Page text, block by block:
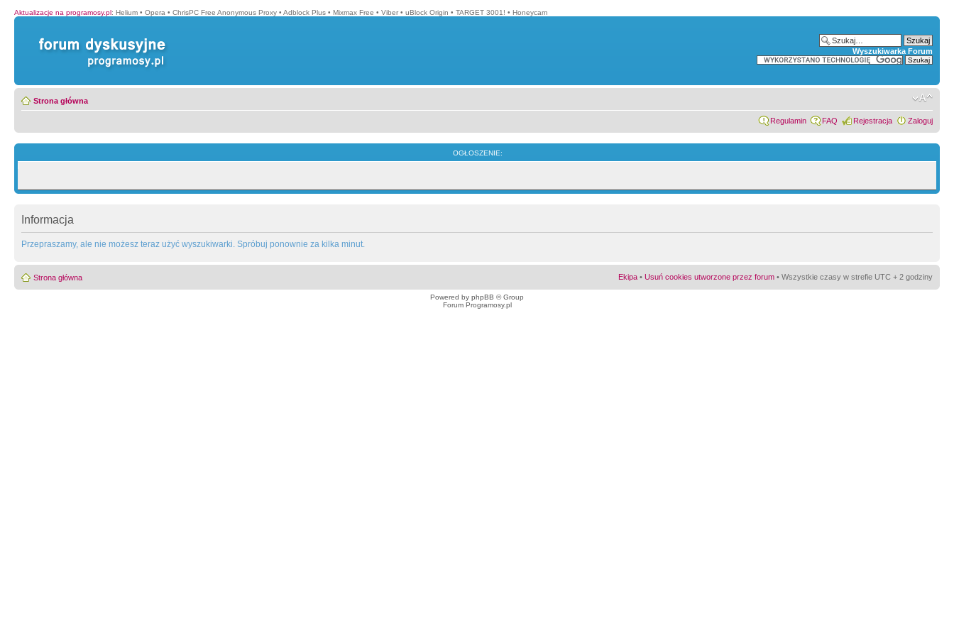
Aktualizacje na programosy.pl: Helium • Opera • ChrisPC Free Anonymous Proxy • Adblock Plus • Mixmax Free • Viber • uBlock Origin • TARGET 3001! • Honeycam
Wyszukiwarka Forum
Strona główna
Regulamin FAQ Rejestracja Zaloguj
OGŁOSZENIE:
Informacja
Przepraszamy, ale nie możesz teraz użyć wyszukiwarki. Spróbuj ponownie za kilka minut.
Strona główna Ekipa • Usuń cookies utworzone przez forum • Wszystkie czasy w strefie UTC + 2 godziny
Powered by phpBB © Group
Forum Programosy.pl